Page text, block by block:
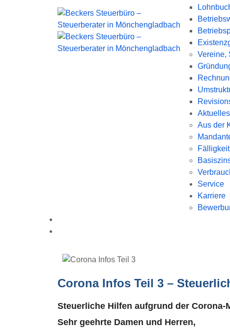
Vereine,
Aktuelles
Aus der
Service
Karriere
Corona Infos Teil 3 –
Steuerliche Hilfen aufgrund der Corona-
Sehr geehrte Damen und Herren,